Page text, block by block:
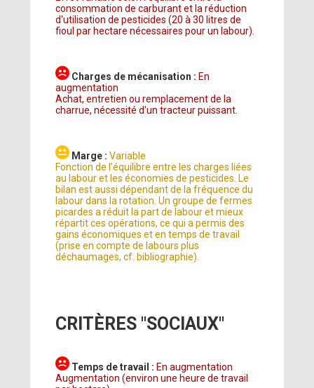
consommation de carburant et la réduction
d'utilisation de pesticides (20 à 30 litres de
fioul par hectare nécessaires pour un labour).
Charges de mécanisation : En
augmentation
Achat, entretien ou remplacement de la
charrue, nécessité d'un tracteur puissant.
Marge :Variable
Fonction de l'équilibre entre les charges liées
au labour et les économies de pesticides. Le
bilan est aussi dépendant de la fréquence du
labour dans la rotation. Un groupe de fermes
picardes a réduit la part de labour et mieux
répartit ces opérations, ce qui a permis des
gains économiques et en temps de travail
(prise en compte de labours plus
déchaumages, cf. bibliographie).
CRITÈRES "SOCIAUX"
Temps de travail : En augmentation
Augmentation (environ une heure de travail